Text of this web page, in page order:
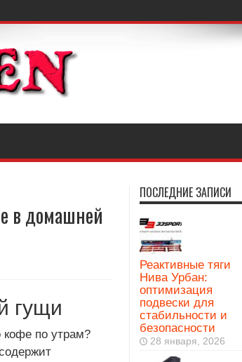
в домашней
гущи
кофе по утрам?
ПОСЛЕДНИЕ ЗАПИСИ
Реактивные тяги
Нива Урбан:
оптимизация
подвески для
стабильности и
безопасности
28 января, 2026